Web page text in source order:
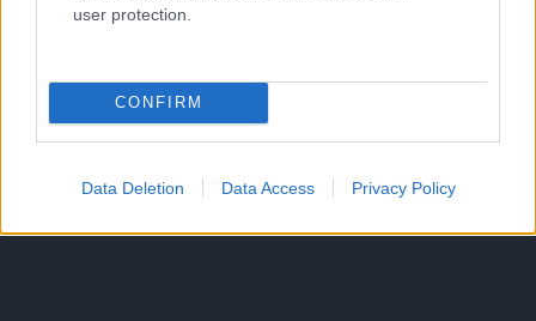
user protection.
CONFIRM
Data Deletion Data Access Privacy Policy